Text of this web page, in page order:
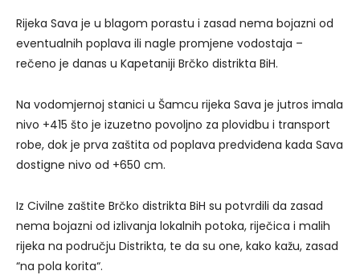
Rijeka Sava je u blagom porastu i zasad nema bojazni od
eventualnih poplava ili nagle promjene vodostaja –
rečeno je danas u Kapetaniji Brčko distrikta BiH.
Na vodomjernoj stanici u Šamcu rijeka Sava je jutros imala
nivo +415 što je izuzetno povoljno za plovidbu i transport
robe, dok je prva zaštita od poplava predviđena kada Sava
dostigne nivo od +650 cm.
Iz Civilne zaštite Brčko distrikta BiH su potvrdili da zasad
nema bojazni od izlivanja lokalnih potoka, riječica i malih
rijeka na području Distrikta, te da su one, kako kažu, zasad
“na pola korita“.